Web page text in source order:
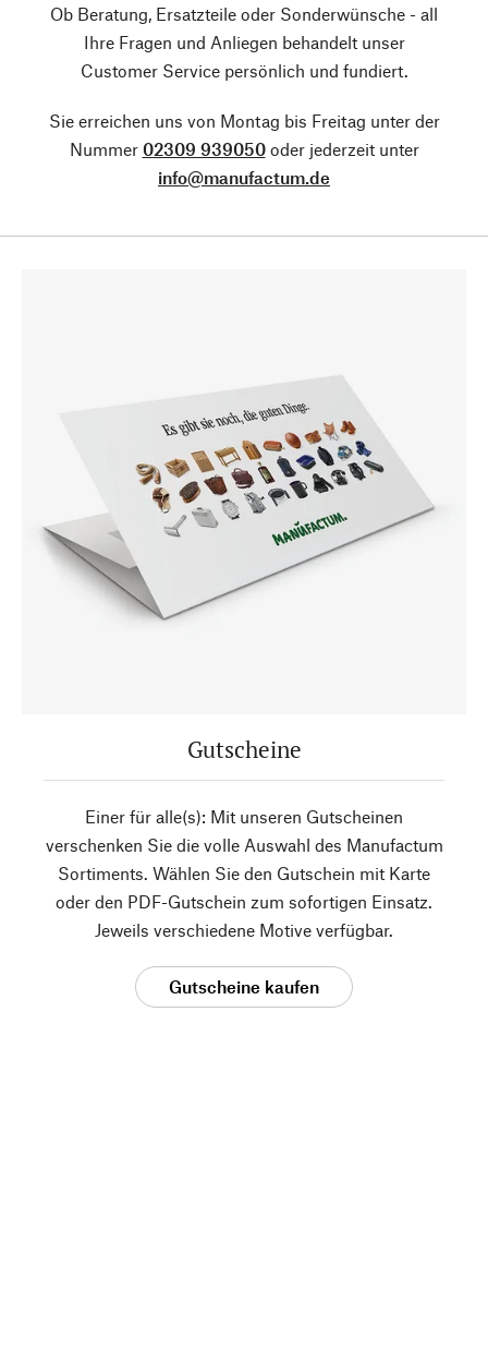
Ob Beratung, Ersatzteile oder Sonderwünsche - all
Ihre Fragen und Anliegen behandelt unser
Customer Service persönlich und fundiert.
Sie erreichen uns von Montag bis Freitag unter der
Nummer 02309 939050oder jederzeit unter
info@manufactum.de
Gutscheine
Einer für alle(s): Mit unseren Gutscheinen
verschenken Sie die volle Auswahl des Manufactum
Sortiments. Wählen Sie den Gutschein mit Karte
oder den PDF-Gutschein zum sofortigen Einsatz.
Jeweils verschiedene Motive verfügbar.
Gutscheine kaufen